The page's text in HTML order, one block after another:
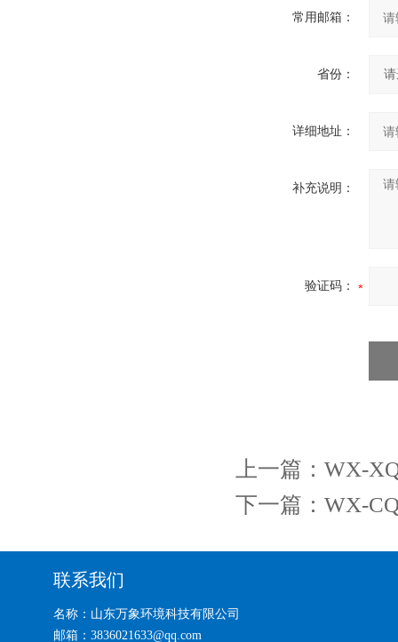
常用邮箱：
省份：
详细地址：
补充说明：
验证码：
上一篇： WX-
下一篇： WX-
联系我们
名称：山东万象环境科技有限公司
邮箱：3836021633@qq.com